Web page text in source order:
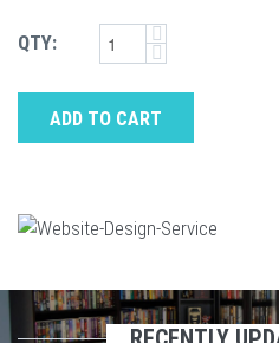
QTY:
ADD TO CART